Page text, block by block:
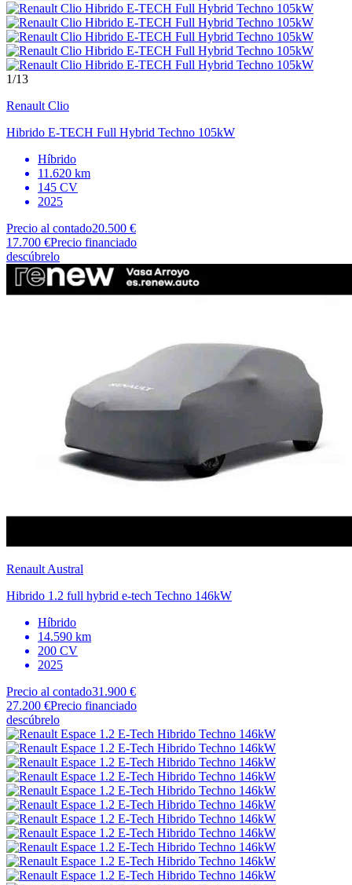
1/13
Renault Clio
Hibrido E-TECH Full Hybrid Techno 105kW
Híbrido
11.620 km
145 CV
2025
Precio al contado20.500 €
17.700 €Precio financiado
descúbrelo
Renault Austral
Hibrido 1.2 full hybrid e-tech Techno 146kW
Híbrido
14.590 km
200 CV
2025
Precio al contado31.900 €
27.200 €Precio financiado
descúbrelo